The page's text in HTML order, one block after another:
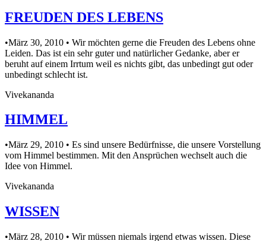
FREUDEN DES LEBENS
•März 30, 2010 • Wir möchten gerne die Freuden des Lebens ohne
Leiden. Das ist ein sehr guter und natürlicher Gedanke, aber er
beruht auf einem Irrtum weil es nichts gibt, das unbedingt gut oder
unbedingt schlecht ist.
Vivekananda
HIMMEL
•März 29, 2010 • Es sind unsere Bedürfnisse, die unsere Vorstellung
vom Himmel bestimmen. Mit den Ansprüchen wechselt auch die
Idee von Himmel.
Vivekananda
WISSEN
•März 28, 2010 • Wir müssen niemals irgend etwas wissen. Diese